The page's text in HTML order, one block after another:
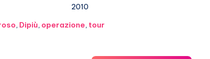
2010
, Dipiù, operazione, tour